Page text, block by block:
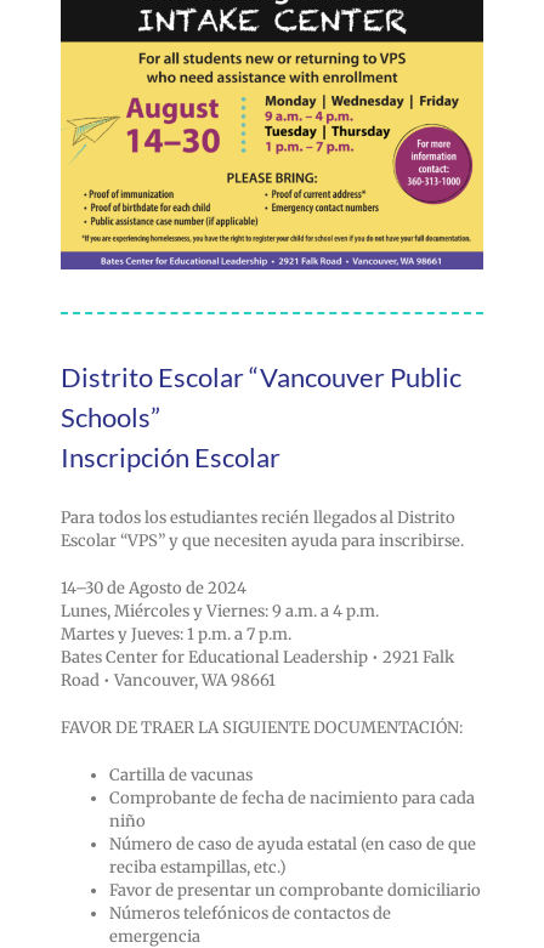
Distrito Escolar “Vancouver Public
Schools”
Inscripción Escolar
Para todos los estudiantes recién llegados al Distrito
Escolar “VPS” y que necesiten ayuda para inscribirse.
14–30 de Agosto de 2024
Lunes, Miércoles y Viernes: 9 a.m. a 4 p.m.
Martes y Jueves: 1 p.m. a 7 p.m.
Bates Center for Educational Leadership • 2921 Falk
Road • Vancouver, WA 98661
FAVOR DE TRAER LA SIGUIENTE DOCUMENTACIÓN:
Cartilla de vacunas
Comprobante de fecha de nacimiento para cada
niño
Número de caso de ayuda estatal (en caso de que
reciba estampillas, etc.)
Favor de presentar un comprobante domiciliario
Números telefónicos de contactos de
emergencia